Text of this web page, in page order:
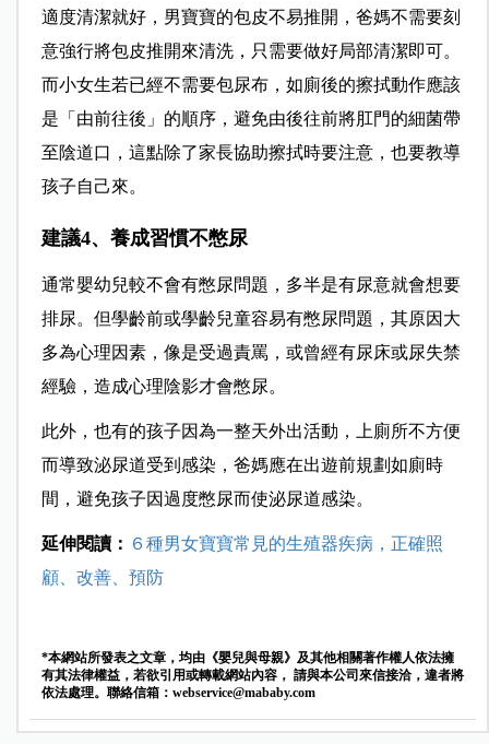
適度清潔就好，男寶寶的包皮不易推開，爸媽不需要刻
意強行將包皮推開來清洗，只需要做好局部清潔即可。
而小女生若已經不需要包尿布，如廁後的擦拭動作應該
是「由前往後」的順序，避免由後往前將肛門的細菌帶
至陰道口，這點除了家長協助擦拭時要注意，也要教導
孩子自己來。
建議4、養成習慣不憋尿
通常嬰幼兒較不會有憋尿問題，多半是有尿意就會想要
排尿。但學齡前或學齡兒童容易有憋尿問題，其原因大
多為心理因素，像是受過責罵，或曾經有尿床或尿失禁
經驗，造成心理陰影才會憋尿。
此外，也有的孩子因為一整天外出活動，上廁所不方便
而導致泌尿道受到感染，爸媽應在出遊前規劃如廁時
間，避免孩子因過度憋尿而使泌尿道感染。
延伸閱讀： ６種男女寶寶常見的生殖器疾病，正確照
顧、改善、預防
*本網站所發表之文章，均由《嬰兒與母親》及其他相關著作權人依法擁
有其法律權益，若欲引用或轉載網站內容， 請與本公司來信接洽，違者將
依法處理。聯絡信箱： webservice@mababy.com